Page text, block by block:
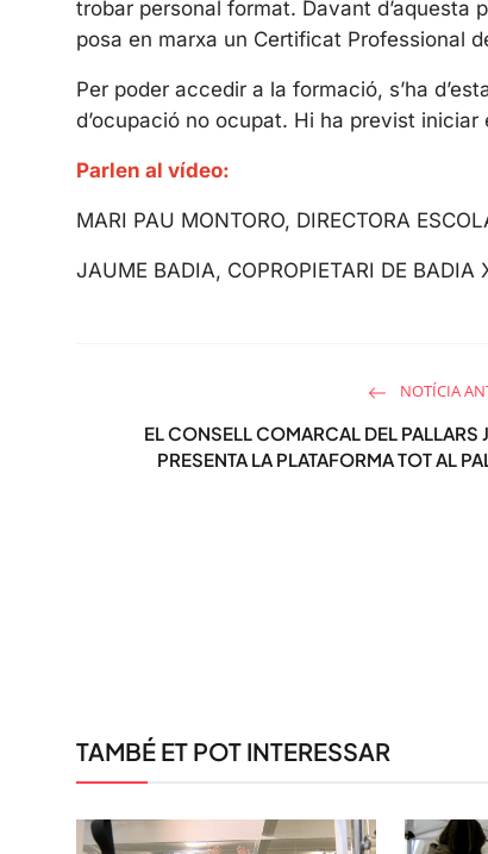
trobar personal format. Davant d’aquesta
posa en marxa un Certificat Professional
Per poder accedir a la formació, s’ha
d’ocupació no ocupat. Hi ha previst
Parlen al vídeo:
MARI PAU MONTORO, DIRECTORA
JAUME BADIA, COPROPIETARI DE BADIA
NOTÍCIA
EL CONSELL COMARCAL DEL PALLARS
PRESENTA LA PLATAFORMA TOT AL
TAMBÉ ET POT INTERESSAR